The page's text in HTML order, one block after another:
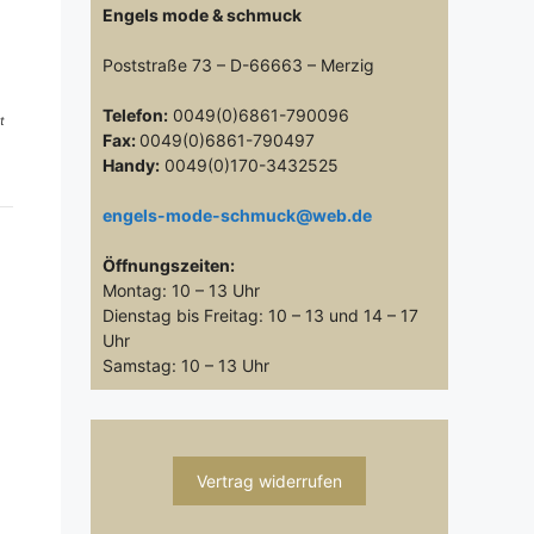
Engels mode & schmuck
Poststraße 73 – D-66663 – Merzig
Telefon: 0049(0)6861-790096
Fax: 0049(0)6861-790497
Handy: 0049(0)170-3432525
engels-mode-schmuck@web.de
Öffnungszeiten:
Montag: 10 – 13 Uhr
Dienstag bis Freitag: 10 – 13 und 14 – 17
Uhr
Samstag: 10 – 13 Uhr
Vertrag widerrufen